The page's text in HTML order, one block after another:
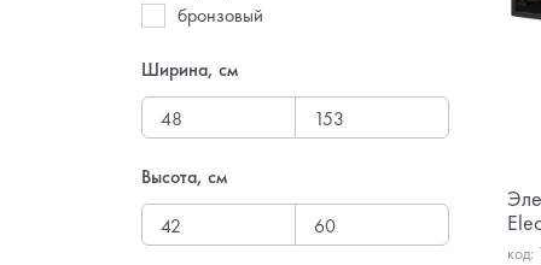
бронзовый
Ширина, см
Высота, см
код: